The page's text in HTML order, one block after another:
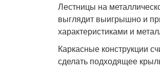
Лестницы на
выглядит выигрышно и
характеристиками и
Каркасные конструкции
сделать подходящее